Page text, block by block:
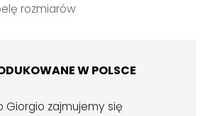
rozmiarów
W POLSCE
Giorgio zajmujemy się